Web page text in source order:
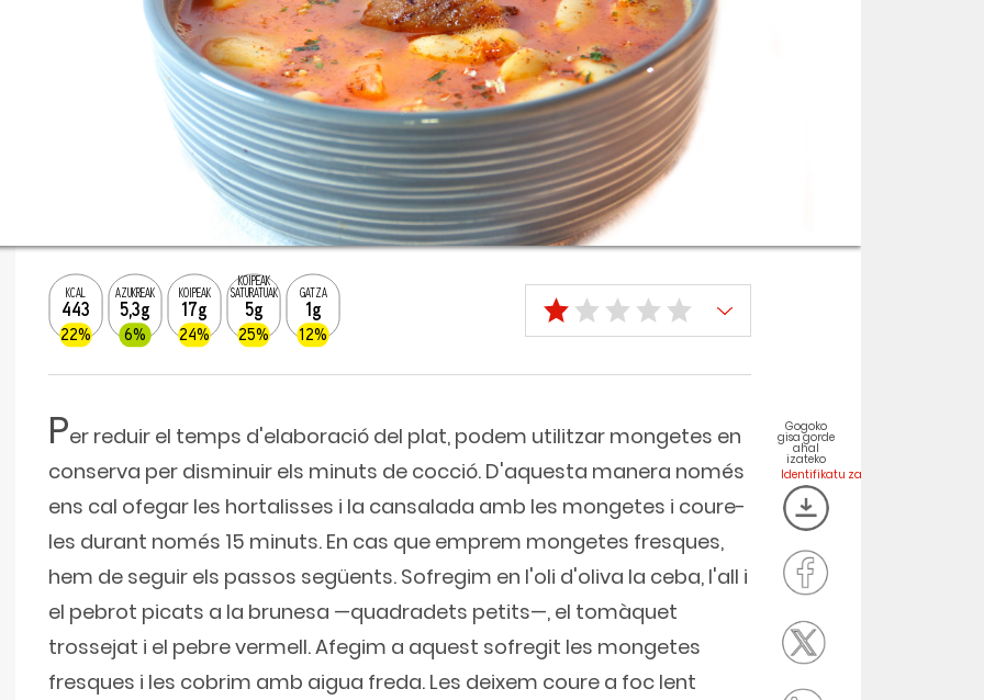
KCAL
443
22%
AZUKREAK
5,3g
6%
KOIPEAK
17g
24%
KOIPEAK
SATURATUAK
5g
25%
GATZA
1g
12%
Per reduir el temps d'elaboració del plat, podem utilitzar mongetes en
conserva per disminuir els minuts de cocció. D'aquesta manera només
ens cal ofegar les hortalisses i la cansalada amb les mongetes i coure-
les durant només 15 minuts. En cas que emprem mongetes fresques,
hem de seguir els passos següents. Sofregim en l'oli d'oliva la ceba, l'all i
el pebrot picats a la brunesa —quadradets petits—, el tomàquet
trossejat i el pebre vermell. Afegim a aquest sofregit les mongetes
fresques i les cobrim amb aigua freda. Les deixem coure a foc lent
Gogoko
gisa gorde
ahal
izateko